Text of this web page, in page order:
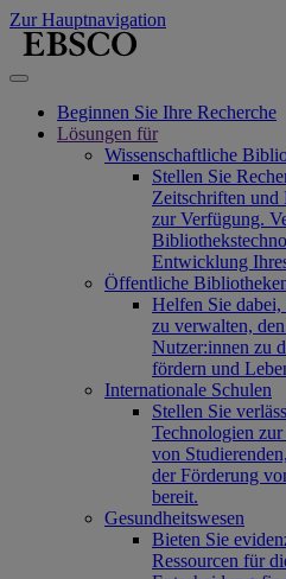
Zur Hauptnavigation
Beginnen Sie Ihre Recherche
Lösungen für
Wissenschaftliche
Stellen Sie
Zeitschriften
zur Verfügung.
Entwicklung
Öffentliche
Helfen Sie
zu verwalten,
Nutzer:innen zu
fördern und
Internationale Schulen
Stellen Sie
Technologien
von
der Förderung
bereit.
Gesundheitswesen
Bieten Sie
Ressourcen für